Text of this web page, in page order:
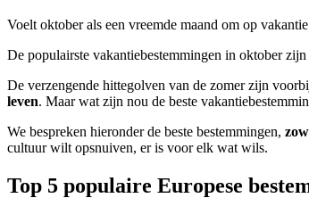
Voelt oktober als een vreemde maand om op
De populairste vakantiebestemmingen in oktober zijn
De verzengende hittegolven van de zomer zijn
leven. Maar wat zijn nou de beste
We bespreken hieronder de beste bestemmingen,
cultuur wilt opsnuiven, er is voor elk wat wils.
Top 5 populaire Europese